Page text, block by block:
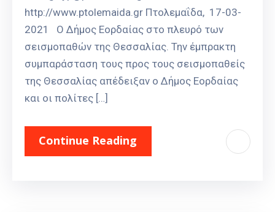
http://www.ptolemaida.gr Πτολεμαΐδα, 17-03-
2021 Ο Δήμος Εορδαίας στο πλευρό των
σεισμοπαθών της Θεσσαλίας. Την έμπρακτη
συμπαράσταση τους προς τους σεισμοπαθείς
της Θεσσαλίας απέδειξαν ο Δήμος Εορδαίας
και οι πολίτες […]
Continue Reading